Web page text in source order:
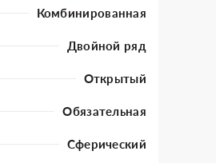
Комбинированная
Двойной ряд
Открытый
Обязательная
Сферический